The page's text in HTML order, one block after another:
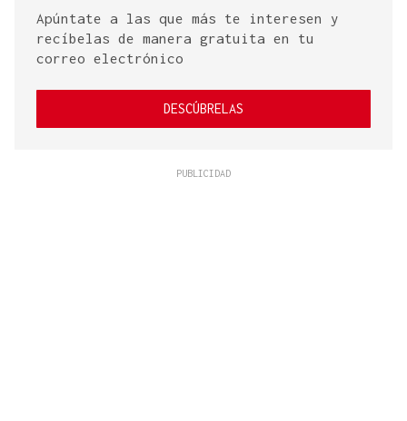
Apúntate a las que más te interesen y
recíbelas de manera gratuita en tu
correo electrónico
DESCÚBRELAS